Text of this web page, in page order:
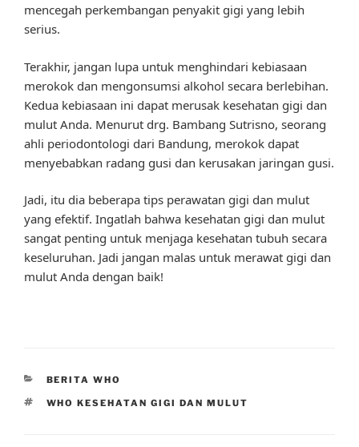
mencegah perkembangan penyakit gigi yang lebih
serius.
Terakhir, jangan lupa untuk menghindari kebiasaan
merokok dan mengonsumsi alkohol secara berlebihan.
Kedua kebiasaan ini dapat merusak kesehatan gigi dan
mulut Anda. Menurut drg. Bambang Sutrisno, seorang
ahli periodontologi dari Bandung, merokok dapat
menyebabkan radang gusi dan kerusakan jaringan gusi.
Jadi, itu dia beberapa tips perawatan gigi dan mulut
yang efektif. Ingatlah bahwa kesehatan gigi dan mulut
sangat penting untuk menjaga kesehatan tubuh secara
keseluruhan. Jadi jangan malas untuk merawat gigi dan
mulut Anda dengan baik!
CATEGORIES
BERITA WHO
TAGS
WHO KESEHATAN GIGI DAN MULUT